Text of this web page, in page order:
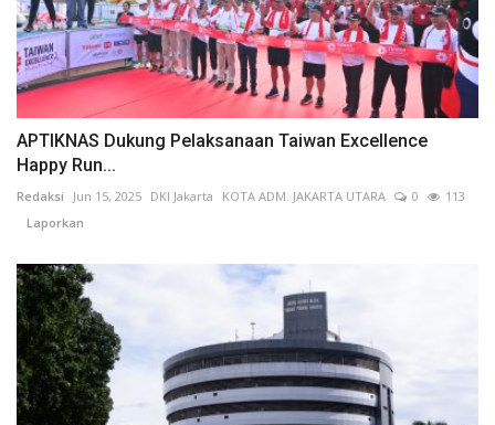
APTIKNAS Dukung Pelaksanaan Taiwan Excellence
Happy Run...
Redaksi Jun 15, 2025 DKI Jakarta KOTA ADM. JAKARTA UTARA 0
113
Laporkan